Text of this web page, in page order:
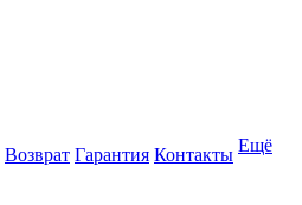
Возврат Гарантия Контакты Ещё